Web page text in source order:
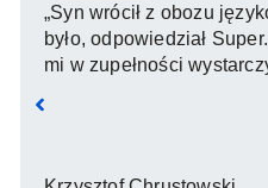
„Syn wrócił z obozu
było, odpowiedział
mi w zupełności